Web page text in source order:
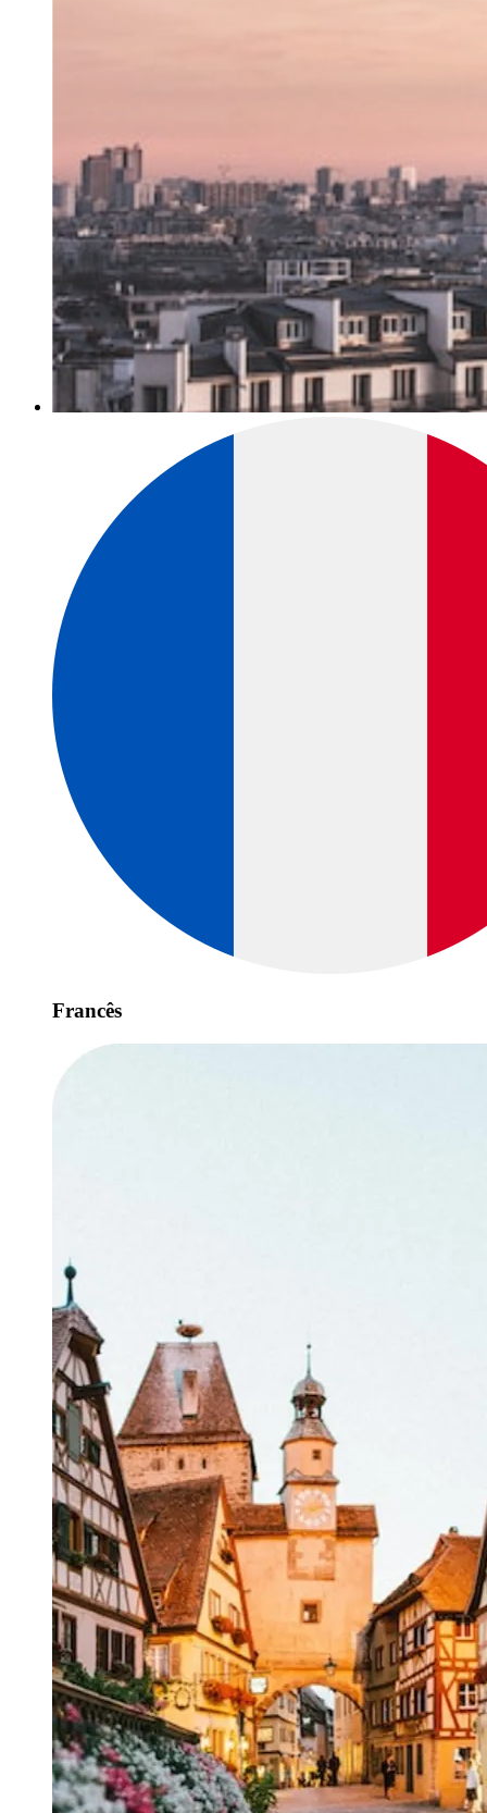
Francês